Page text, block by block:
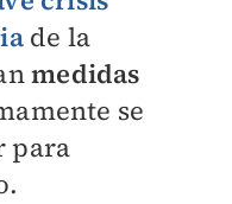
de la
medidas
se
para